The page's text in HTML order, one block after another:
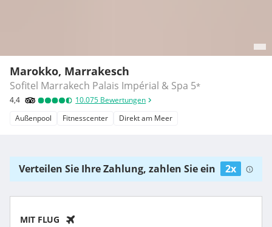
Marokko, Marrakesch
Sofitel Marrakech Palais Impérial & Spa 5*
4,4 10.075 Bewertungen
Außenpool
Fitnesscenter Direkt am Meer
Verteilen Sie Ihre Zahlung, zahlen Sie ein 2x
MIT FLUG